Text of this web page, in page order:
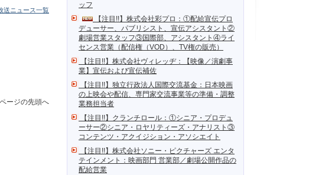
ッフ
【注目!!】株式会社彩プロ：①配給宣伝プロ
デューサー、パブリシスト、宣伝アシスタント②
劇場営業スタッフ③国際部、アシスタント④ライ
センス営業（配信権（VOD）、TV権の販売）
【注目!!】株式会社ヴィレッヂ：【映像／演劇事
業】宣伝および宣伝補佐
【注目!!】独立行政法人国際交流基金：日本映画
の上映会や配信、専門家交流事業等の準備・調整
業務担当者
【注目!!】クランチロール：①シニア・プロデュ
ーサー②シニア・ロヤリティーズ・アナリスト③
コンテンツ・アクイジション・アソシエイト
【注目!!】株式会社ソニー・ピクチャーズ エンタ
テインメント：映画部門 営業部／劇場公開作品の
配給営業
送ニュース一覧
ページの先頭へ